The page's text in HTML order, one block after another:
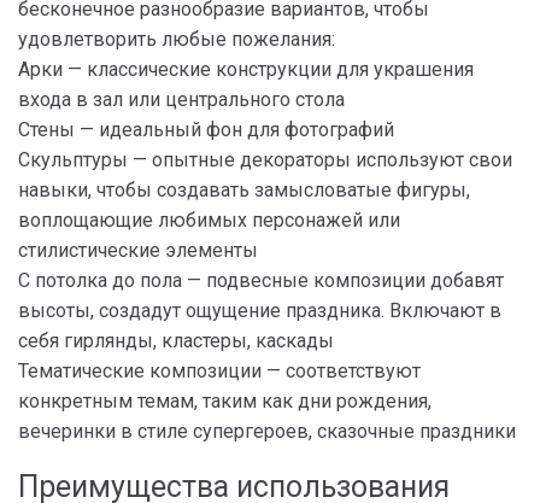
бесконечное разнообразие вариантов, чтобы
удовлетворить любые пожелания:
Арки — классические конструкции для украшения
входа в зал или центрального стола
Стены — идеальный фон для фотографий
Скульптуры — опытные декораторы используют свои
навыки, чтобы создавать замысловатые фигуры,
воплощающие любимых персонажей или
стилистические элементы
С потолка до пола — подвесные композиции добавят
высоты, создадут ощущение праздника. Включают в
себя гирлянды, кластеры, каскады
Тематические композиции — соответствуют
конкретным темам, таким как дни рождения,
вечеринки в стиле супергероев, сказочные праздники
Преимущества использования